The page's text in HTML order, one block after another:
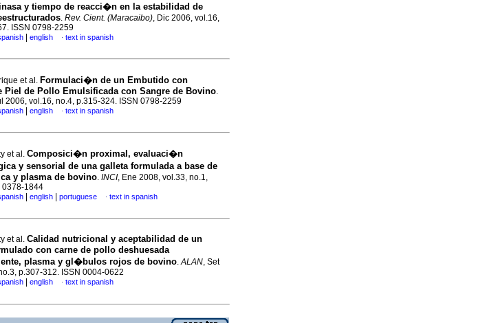
y tiempo de reacci�n en la estabilidad de
. Rev. Cient. (Maracaibo), Dic 2006, vol.16,
ISSN 0798-2259
english · text in spanish
et al. Formulaci�n de un Embutido con
Piel de Pollo Emulsificada con Sangre de Bovino.
2006, vol.16, no.4, p.315-324. ISSN 0798-2259
english · text in spanish
et al. Composici�n proximal, evaluaci�n
y sensorial de una galleta formulada a base de
y plasma de bovino. INCI, Ene 2008, vol.33, no.1,
0378-1844
english portuguese · text in spanish
et al. Calidad nutricional y aceptabilidad de un
con carne de pollo deshuesada
plasma y gl�bulos rojos de bovino.ALAN, Set
p.307-312. ISSN 0004-0622
english · text in spanish